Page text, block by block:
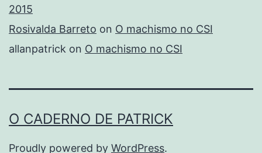
2015
Rosivalda Barreto on O machismo no CSI
allanpatrick on O machismo no CSI
O CADERNO DE PATRICK
Proudly powered by WordPress.